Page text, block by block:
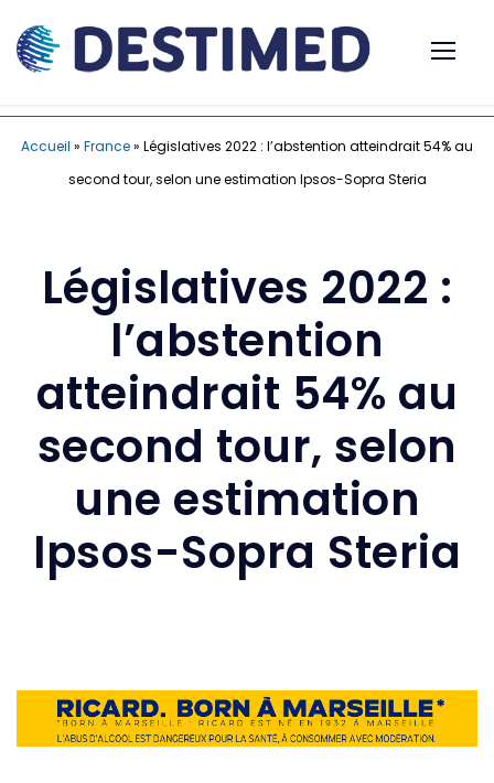
Accueil » France» Législatives 2022 : l’abstention atteindrait 54% au
second tour, selon une estimation Ipsos-Sopra Steria
Législatives 2022 :
l’abstention
atteindrait 54% au
second tour, selon
une estimation
Ipsos-Sopra Steria